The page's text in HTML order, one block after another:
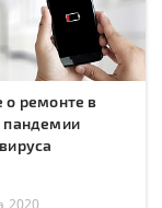
о ремонте в
пандемии
2020